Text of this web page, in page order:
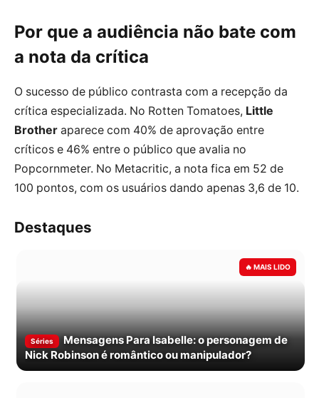
Por que a audiência não bate com
a nota da crítica
O sucesso de público contrasta com a recepção da
crítica especializada. No Rotten Tomatoes, Little
Brother aparece com 40% de aprovação entre
críticos e 46% entre o público que avalia no
Popcornmeter. No Metacritic, a nota fica em 52 de
100 pontos, com os usuários dando apenas 3,6 de 10.
Destaques
Séries
Mensagens Para Isabelle: o personagem de
Nick Robinson é romântico ou manipulador?